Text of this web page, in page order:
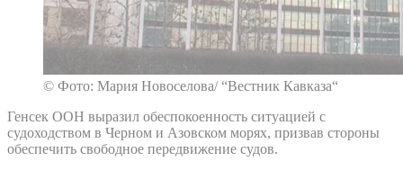
© Фото: Мария Новоселова/ “Вестник Кавказа“
Генсек ООН выразил обеспокоенность ситуацией с
судоходством в Черном и Азовском морях, призвав стороны
обеспечить свободное передвижение судов.